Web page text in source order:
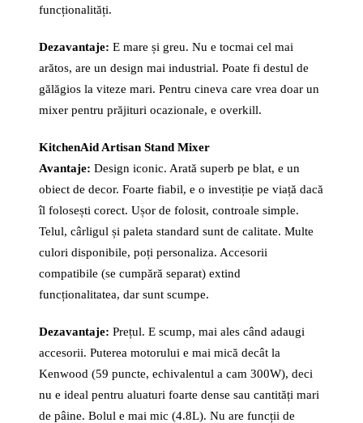
funcționalități.
Dezavantaje: E mare și greu. Nu e tocmai cel mai
arătos, are un design mai industrial. Poate fi destul de
gălăgios la viteze mari. Pentru cineva care vrea doar un
mixer pentru prăjituri ocazionale, e overkill.
KitchenAid Artisan Stand Mixer
Avantaje: Design iconic. Arată superb pe blat, e un
obiect de decor. Foarte fiabil, e o investiție pe viață dacă
îl folosești corect. Ușor de folosit, controale simple.
Telul, cârligul și paleta standard sunt de calitate. Multe
culori disponibile, poți personaliza. Accesorii
compatibile (se cumpără separat) extind
funcționalitatea, dar sunt scumpe.
Dezavantaje: Prețul. E scump, mai ales când adaugi
accesorii. Puterea motorului e mai mică decât la
Kenwood (59 puncte, echivalentul a cam 300W), deci
nu e ideal pentru aluaturi foarte dense sau cantități mari
de pâine. Bolul e mai mic (4.8L). Nu are funcții de